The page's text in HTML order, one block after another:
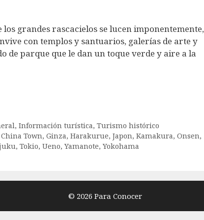
los grandes rascacielos se lucen imponentemente,
con templos y santuarios, galerías de arte y
de parque que le dan un toque verde y aire a la
, Información turística, Turismo histórico
China Town, Ginza, Harakurue, Japon, Kamakura, Onsen,
, Tokio, Ueno,Yamanote,Yokohama
© 2026 Para Conocer